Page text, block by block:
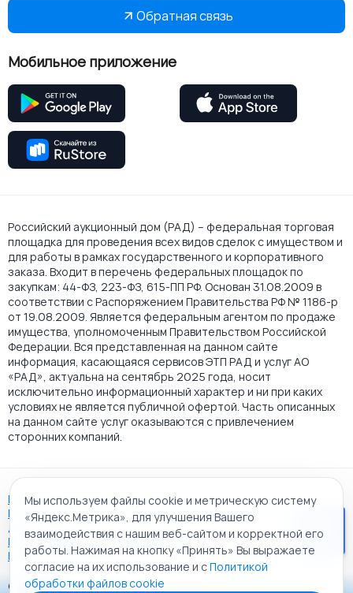
Обратная связь
Мобильное приложение
Российский аукционный дом (РАД) – федеральная торговая
площадка для проведения всех видов сделок с имуществом и
для работы в рамках государственного и корпоративного
заказа. Входит в перечень федеральных площадок по
закупкам: 44-ФЗ, 223-ФЗ, 615-ПП РФ. Основан 31.08.2009 в
соответствии с Распоряжением Правительства РФ № 1186-р
от 19.08.2009. Является федеральным агентом по продаже
имущества, уполномоченным Правительством Российской
Федерации. Вся представленная на данном сайте
информация, касающаяся сервисов ЭТП РАД и услуг АО
«РАД», актуальна на сентябрь 2025 года, носит
исключительно информационный характер и ни при каких
условиях не является публичной офертой. Часть описанных
на данном сайте услуг оказываются с привлечением
сторонних компаний.
Пользовательское соглашение
Политика АО "РАД" в отношении обработки персональных
данных
Политика обработки файлов cookie
Карта сайта
© 2009 - 2026 АО «Российский аукционный дом»
Мы используем файлы cookie и метрическую систему
«Яндекс.Метрика», для улучшения Вашего
взаимодействия с нашим веб-сайтом и корректной его
работы. Нажимая на кнопку «Принять» Вы выражаете
согласие на их использование и сПолитикой
обработки файлов cookie